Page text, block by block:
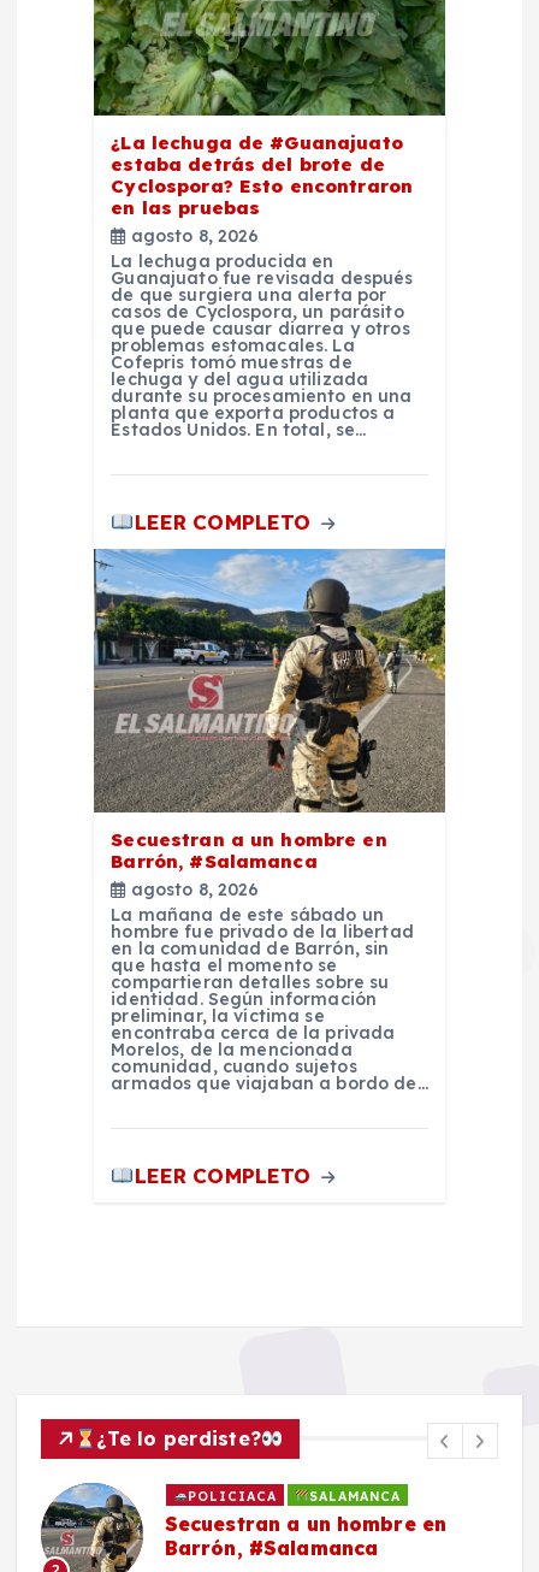
¿La lechuga de #Guanajuato
estaba detrás del brote de
Cyclospora? Esto encontraron
en las pruebas
agosto 8, 2026
La lechuga producida en
Guanajuato fue revisada después
de que surgiera una alerta por
casos de Cyclospora, un parásito
que puede causar diarrea y otros
problemas estomacales. La
Cofepris tomó muestras de
lechuga y del agua utilizada
durante su procesamiento en una
planta que exporta productos a
Estados Unidos. En total, se…
LEER COMPLETO
Secuestran a un hombre en
Barrón, #Salamanca
agosto 8, 2026
La mañana de este sábado un
hombre fue privado de la libertad
en la comunidad de Barrón, sin
que hasta el momento se
compartieran detalles sobre su
identidad. Según información
preliminar, la víctima se
encontraba cerca de la privada
Morelos, de la mencionada
comunidad, cuando sujetos
armados que viajaban a bordo de…
LEER COMPLETO
¿Te lo perdiste?
POLICIACA SALAMANCA
Secuestran a un hombre en
Barrón, #Salamanca